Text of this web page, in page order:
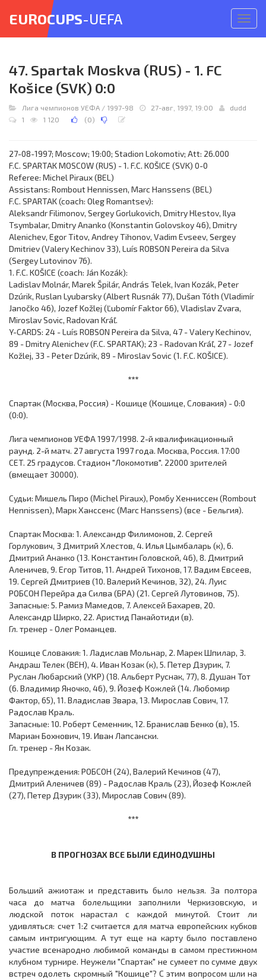
меню
EUROCUPS-UEFA
47. Spartak Moskva (RUS) - 1. FC
Košice (SVK) 0:0
Лига чемпионов УЕФА / 1997-98 27-авг, 1997, 19:00
dudd
1
1 120 (0)
27-08-1997; Moscow; 19:00; Stadion Lokomotiv; Att: 26.000
F.C. SPARTAK MOSCOW (RUS) - 1. F.C. KOŠICE (SVK) 0-0
Referee: Michel Piraux (BEL)
Assistans: Rombout Hennissen, Marc Hanssens (BEL)
F.C. SPARTAK (coach: Oleg Romantsev):
Aleksandr Filimonov, Sergey Gorlukovich, Dmitry Hlestov, Ilya
Tsymbalar, Dmitry Ananko (Konstantin Golovskoy 46), Dmitry
Alenichev, Egor Titov, Andrey Tihonov, Vadim Evseev, Sergey
Dmitriev (Valery Kechinov 33), Luís ROBSON Pereira da Silva
(Sergey Lutovinov 76).
1. F.C. KOŠICE (coach: Ján Kozák):
Ladislav Molnár, Marek Špilár, András Telek, Ivan Kozák, Peter
Dzúrik, Ruslan Lyubarsky (Albert Rusnák 77), Dušan Tóth (Vladimír
Janočko 46), Jozef Kožlej (Ľubomír Faktor 66), Vladislav Zvara,
Miroslav Sovic, Radovan Kráľ.
Y-CARDS: 24 - Luís ROBSON Pereira da Silva, 47 - Valery Kechinov,
89 - Dmitry Alenichev (F.C. SPARTAK); 23 - Radovan Kráľ, 27 - Jozef
Kožlej, 33 - Peter Dzúrik, 89 - Miroslav Sovic (1. F.C. KOŠICE).
***
Спартак (Москва, Россия) - Кошице (Кошице, Словакия) - 0:0
(0:0).
Лига чемпионов УЕФА 1997/1998. 2-й квалификационный
раунд. 2-й матч. 27 августа 1997 года. Москва, Россия. 17:00
CET. 25 градусов. Стадион "Локомотив". 22000 зрителей
(вмещает 30000).
Судьи: Мишель Пиро (Michel Piraux), Ромбу Хенниссен (Rombout
Hennissen), Марк Ханссенс (Marc Hanssens) (все - Бельгия).
Спартак Москва: 1. Александр Филимонов, 2. Сергей
Горлукович, 3 Дмитрий Хлестов, 4. Илья Цымбаларь (к), 6.
Дмитрий Ананко (13. Константин Головской, 46), 8. Дмитрий
Аленичев, 9. Егор Титов, 11. Андрей Тихонов, 17. Вадим Евсеев,
19. Сергей Дмитриев (10. Валерий Кечинов, 32), 24. Луис
РОБСОН Перейра да Силва (БРА) (21. Сергей Лутовинов, 75).
Запасные: 5. Рамиз Мамедов, 7. Алексей Бахарев, 20.
Александр Ширко, 22. Аристид Панайотиди (в).
Гл. тренер - Олег Романцев.
Кошице Словакия: 1. Ладислав Мольнар, 2. Марек Шпилар, 3.
Андраш Телек (ВЕН), 4. Иван Козак (к), 5. Петер Дзурик, 7.
Руслан Любарский (УКР) (18. Альберт Руснак, 77), 8. Душан Тот
(6. Владимир Яночко, 46), 9. Йозеф Кожлей (14. Любомир
Фактор, 65), 11. Владислав Звара, 13. Мирослав Сович, 17.
Радослав Краль.
Запасные: 10. Роберт Семенник, 12. Бранислав Бенко (в), 15.
Мариан Бохнович, 19. Иван Лапсански.
Гл. тренер - Ян Козак.
Предупреждения: РОБСОН (24), Валерий Кечинов (47),
Дмитрий Аленичев (89) - Радослав Краль (23), Йозеф Кожлей
(27), Петер Дзурик (33), Мирослав Сович (89).
***
В ПРОГНОЗАХ ВСЕ БЫЛИ ЕДИНОДУШНЫ
Больший ажиотаж и представить было нельзя. За полтора
часа до матча болельщики заполнили Черкизовскую, и
людской поток нарастал с каждой минутой. Стоит ли
удивляться: счет 1:2 считается для матча европейских кубков
самым интригующим. А тут еще на карту было поставлено
участие всенародно любимой команды в самом престижном
клубном турнире. Неужели "Спартак" не сумеет по сумме двух
встреч одолеть скромный "Кошице"? С этим вопросом шли на